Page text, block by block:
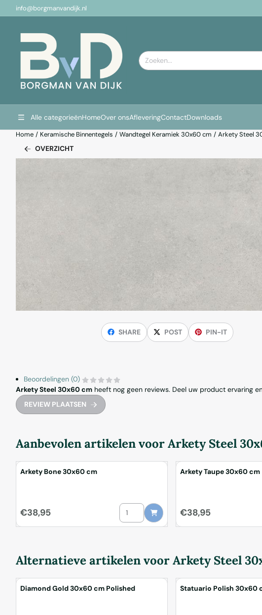
Cookievoorkeuren zijn momenteel gesloten.
info@borgmanvandijk.nl
Zoeken
Alle categorieënHomeOver onsAfleveringContactDownloads
Home / Keramische Binnentegels / Wandtegel Keramiek 30x60 cm / Arkety Steel
OVERZICHT
SHARE POST PIN-IT
Beoordelingen (0)
Arkety Steel 30x60 cm heeft nog geen reviews. Deel uw product ervaring
REVIEW PLAATSEN
Aanbevolen artikelen voorArkety Steel
Arkety Bone 30x60 cm
Prijs: 38,95
€38,95 Aantal kiezen voor Arkety Bone 30x60 cm
Arkety Taupe 30x60 cm
Prijs: 38,95
€38,95
Alternatieve artikelen voorArkety Steel
Diamond Gold 30x60 cm Polished Statuario Polish 30x60